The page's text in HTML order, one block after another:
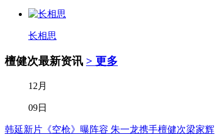
长相思
檀健次最新资讯 > 更多
12月
09日
韩延新片《空枪》曝阵容 朱一龙携手檀健次梁家辉